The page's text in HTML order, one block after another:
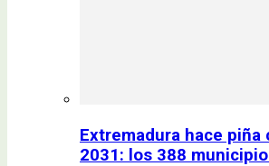
Extremadura hace piña
2031: los 388